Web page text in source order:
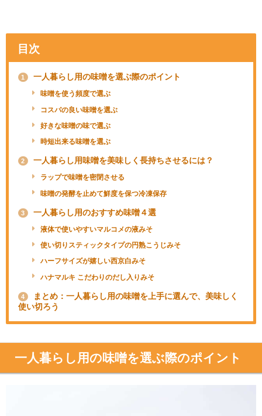
目次
1 一人暮らし用の味噌を選ぶ際のポイント
味噌を使う頻度で選ぶ
コスパの良い味噌を選ぶ
好きな味噌の味で選ぶ
時短出来る味噌を選ぶ
2 一人暮らし用味噌を美味しく長持ちさせるには？
ラップで味噌を密閉させる
味噌の発酵を止めて鮮度を保つ冷凍保存
3 一人暮らし用のおすすめ味噌４選
液体で使いやすいマルコメの液みそ
使い切りスティックタイプの円熟こうじみそ
ハーフサイズが嬉しい西京白みそ
ハナマルキ こだわりのだし入りみそ
4
まとめ：一人暮らし用の味噌を上手に選んで、美味しく
使い切ろう
一人暮らし用の味噌を選ぶ際のポイント